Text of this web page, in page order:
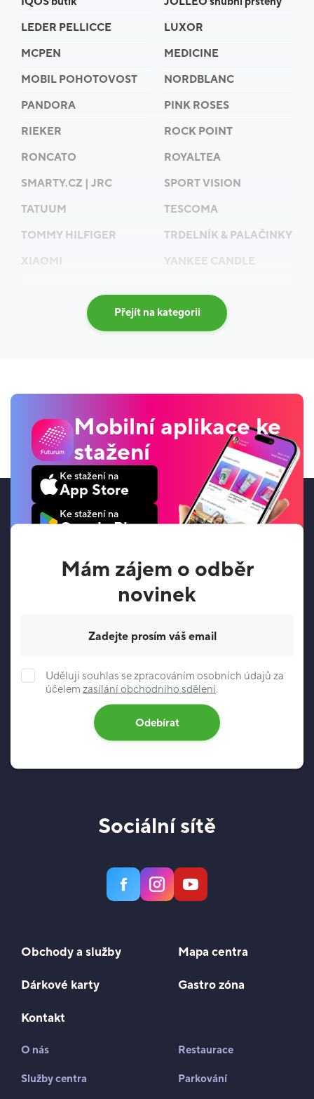
LEDER PELLICCE
LUXOR
MCPEN
MEDICINE
MOBIL POHOTOVOST
NORDBLANC
PANDORA
PINK ROSES
RIEKER
ROCK POINT
RONCATO
ROYALTEA
SMARTY.CZ | JRC
SPORT VISION
TATUUM
TESCOMA
TOMMY HILFIGER
TRDELNÍK & PALAČINKY
XIAOMI
YANKEE CANDLE
Přejít na kategorii
Mobilní aplikace ke
stažení
Ke stažení na
App Store
Ke stažení na
Google Play
Mám zájem o odběr
novinek
Uděluji souhlas se zpracováním osobních údajů za
účelem zasílání obchodního sdělení.
Odebírat
Sociální sítě
Obchody a služby Mapa centra
Dárkové karty Gastro zóna
Kontakt
O nás Restaurace
Služby centra Parkování